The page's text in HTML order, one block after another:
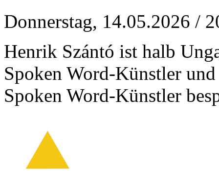
Donnerstag, 14.05.2026 /
Henrik Szántó ist halb
Spoken Word-Künstler
Spoken Word-Künstler